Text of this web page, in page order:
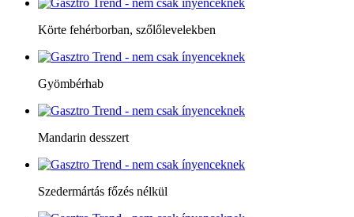
Körte fehérborban, szőlőlevelekben
Gyömbérhab
Mandarin desszert
Szedermártás főzés nélkül